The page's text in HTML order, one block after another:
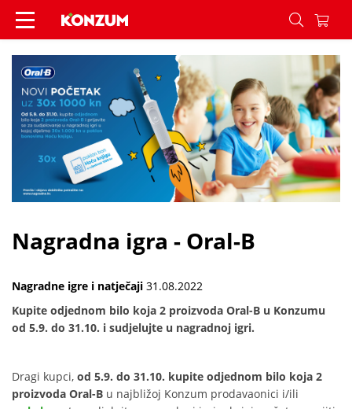
Nagradna igra - Oral-B - Vijesti - Konzum
Nagradna igra - Oral-B
Nagradne igre i natječaji 31.08.2022
Kupite odjednom bilo koja 2 proizvoda Oral-B u Konzumu
od 5.9. do 31.10. i sudjelujte u nagradnoj igri.
Dragi kupci, od 5.9. do 31.10. kupite odjednom bilo koja 2
proizvoda Oral-B u najbližoj Konzum prodavaonici i/ili